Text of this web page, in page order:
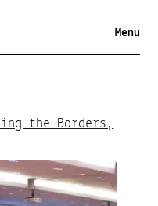
Menu
the Borders,